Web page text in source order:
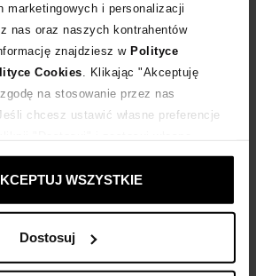
marketingowych i personalizacji
nas oraz naszych kontrahentów
znajdziesz w Polityce
Cookies . Klikając "Akceptuję
na stosowanie przez nas
chcesz ustawić własne preferencje
WSZYSTKIE
Dostosuj